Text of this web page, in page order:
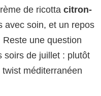
de ricotta citron-
avec soin, et un repos
une question
soirs de juillet : plutôt
twist méditerranéen